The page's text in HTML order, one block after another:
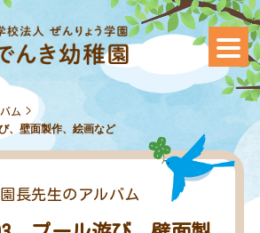
ム >
、壁面製作、絵画など
園長先生のアルバム